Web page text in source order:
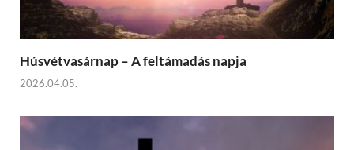
Húsvétvasárnap – A feltámadás napja
2026.04.05.